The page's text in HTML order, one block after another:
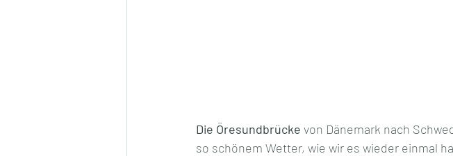
Die Öresundbrücke von Dänemark nach
so schönem Wetter, wie wir es wieder einmal